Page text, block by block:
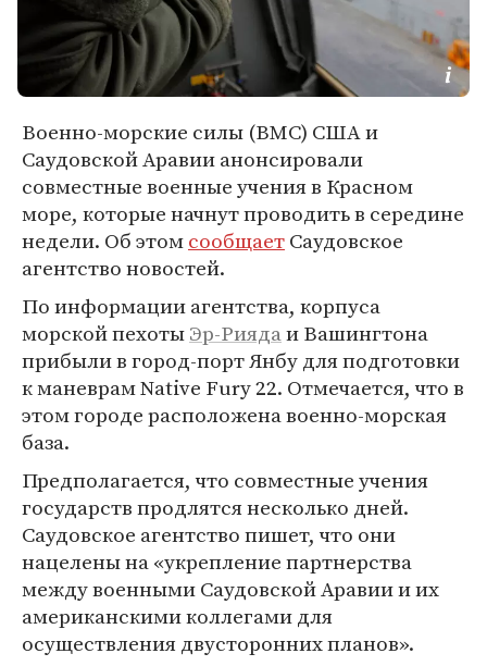
Военно-морские силы (ВМС) США и
Саудовской Аравии анонсировали
совместные военные учения в Красном
море, которые начнут проводить в середине
недели. Об этомсообщаетСаудовское
агентство новостей.
По информации агентства, корпуса
морской пехотыЭр-Риядаи Вашингтона
прибыли в город-порт Янбу для подготовки
к маневрам Native Fury 22. Отмечается, что в
этом городе расположена военно-морская
база.
Предполагается, что совместные учения
государств продлятся несколько дней.
Саудовское агентство пишет, что они
нацелены на «укрепление партнерства
между военными Саудовской Аравии и их
американскими коллегами для
осуществления двусторонних планов».